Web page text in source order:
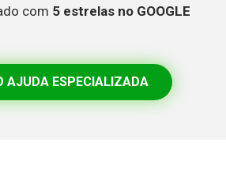
com 5 estrelas no GOOGLE
AJUDA ESPECIALIZADA